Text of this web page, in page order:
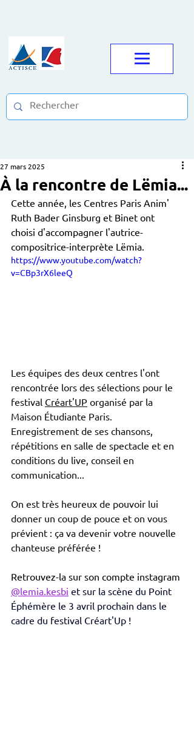
À la rencontre de Lëmia...
27 mars 2025
Cette année, les Centres Paris Anim'
Ruth Bader Ginsburg et Binet ont
choisi d'accompagner l'autrice-
compositrice-interprète Lëmia.
https://www.youtube.com/watch?
v=CBp3rX6leeQ
Les équipes des deux centres l'ont
rencontrée lors des sélections pour le
festival Créart'UP organisé par la
Maison Étudiante Paris.
Enregistrement de ses chansons,
répétitions en salle de spectacle et en
conditions du live, conseil en
communication...
On est très heureux de pouvoir lui
donner un coup de pouce et on vous
prévient : ça va devenir votre nouvelle
chanteuse préférée !
Retrouvez-la sur son compte instagram
@lemia.kesbi et sur la scène du Point
Éphémère le 3 avril prochain dans le
cadre du festival Créart'Up !